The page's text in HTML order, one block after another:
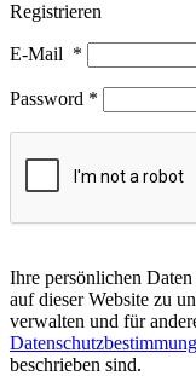
Registrieren
E-Mail *
Password *
Ihre persönlichen
auf dieser Website zu
verwalten und für
beschrieben sind.